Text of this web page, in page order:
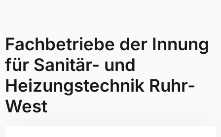
Fachbetriebe der Innung
für Sanitär- und
Heizungstechnik Ruhr-
West